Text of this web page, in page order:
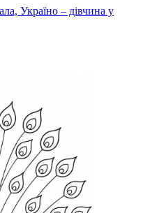
Україно – дівчина у